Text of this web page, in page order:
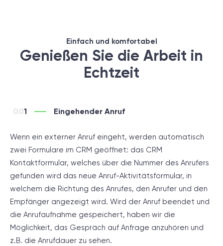
Einfach und komfortabel
Genießen Sie die Arbeit in
Echtzeit
1 Eingehender Anruf
Wenn ein externer Anruf eingeht, werden automatisch
zwei Formulare im CRM geöffnet: das CRM
Kontaktformular, welches über die Nummer des Anrufers
gefunden wird das neue Anruf-Aktivitätsformular, in
welchem die Richtung des Anrufes, den Anrufer und den
Empfänger angezeigt wird. Wird der Anruf beendet und
die Anrufaufnahme gespeichert, haben wir die
Möglichkeit, das Gespräch auf Anfrage anzuhören und
z.B. die Anrufdauer zu sehen.